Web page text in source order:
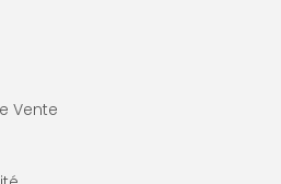
: mettre en place une base de
/ archivage
Bac +5, profil école
Vente